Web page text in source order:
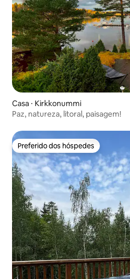
Casa ⋅ Kirkkonummi
Paz, natureza, litoral, paisagem!
Preferido dos hóspedes
Preferido dos hóspedes